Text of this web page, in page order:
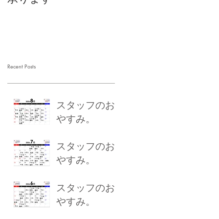
Recent Posts
スタッフのお
やすみ。
スタッフのお
やすみ。
スタッフのお
やすみ。